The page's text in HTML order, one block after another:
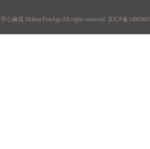
开心麻花 Mahua FunAgeAll rights reserved. 京ICP备